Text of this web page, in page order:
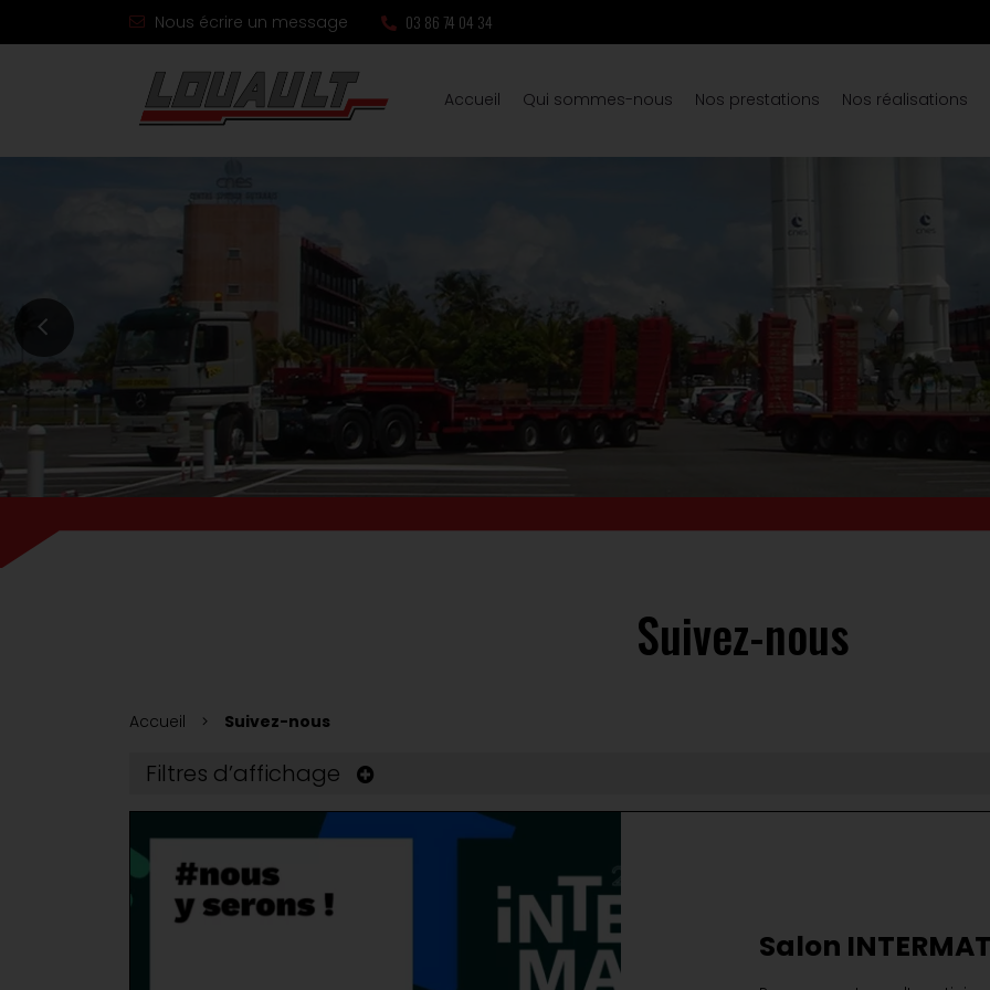
Nous écrire un message 03 86 74 04 34
Accueil Qui sommes-nous Nos prestations Nos réalisations
Suivez-nous
Accueil Suivez-nous
Filtres d’affichage
Salon